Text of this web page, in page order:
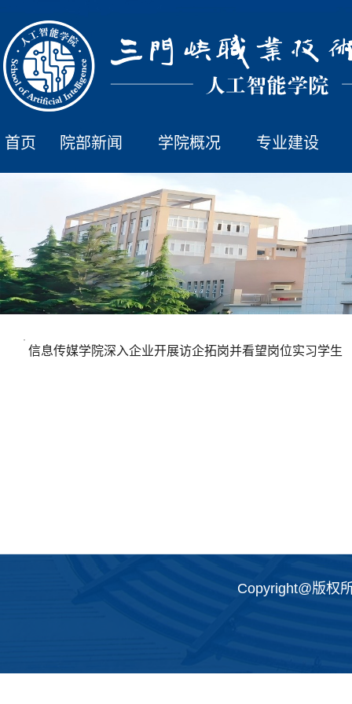
首页 院部新闻 学院概况 专业建设
·
信息传媒学院深入企业开展访企拓岗并看望岗位实习学生
Copyright@版权